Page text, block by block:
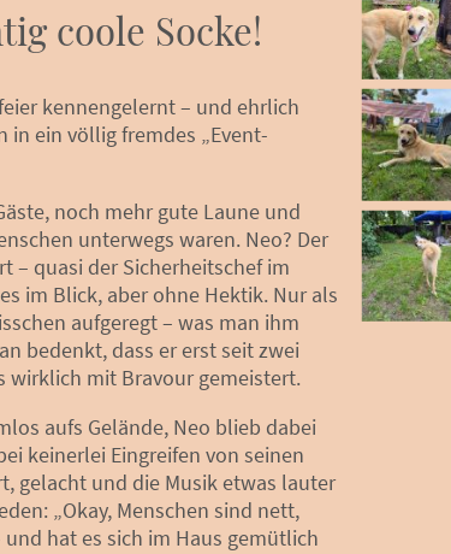
coole Socke!
kennengelernt – und ehrlich
in ein völlig fremdes „Event-
noch mehr gute Laune und
unterwegs waren. Neo? Der
– quasi der Sicherheitschef im
im Blick, aber ohne Hektik. Nur als
aufgeregt – was man ihm
bedenkt, dass er erst seit zwei
wirklich mit Bravour gemeistert.
aufs Gelände, Neo blieb dabei
keinerlei Eingreifen von seinen
gelacht und die Musik etwas lauter
„Okay, Menschen sind nett,
hat es sich im Haus gemütlich